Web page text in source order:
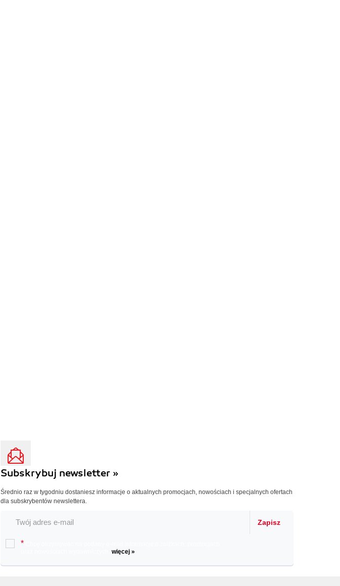
Subskrybuj newsletter »
Średnio raz w tygodniu dostaniesz informacje o aktualnych promocjach, nowościach i specjalnych ofertach
dla subskrybentów newslettera.
Zapisz
*
więcej »